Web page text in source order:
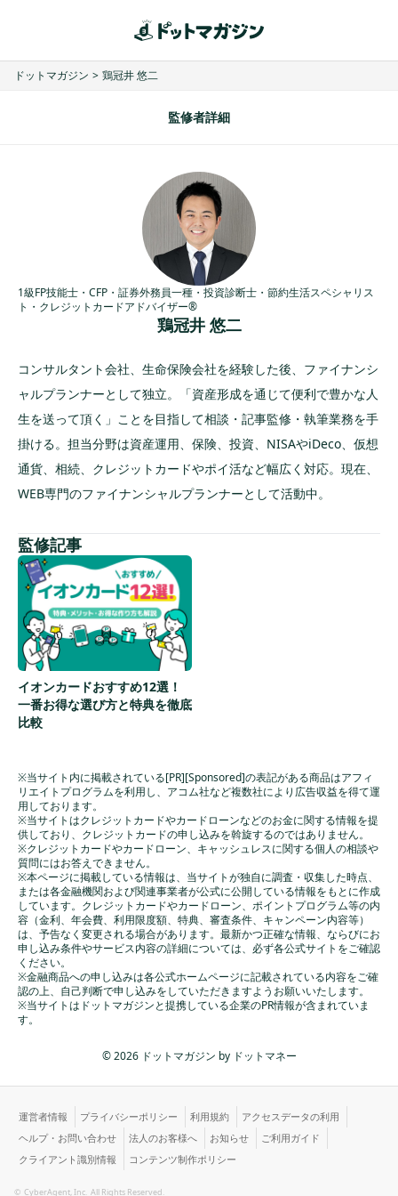
ドットマガジン > 鶏冠井 悠二
監修者詳細
1級FP技能士・CFP・証券外務員一種・投資診断士・節約生活スペシャリス
ト・クレジットカードアドバイザー®
鶏冠井 悠二
コンサルタント会社、生命保険会社を経験した後、ファイナンシ
ャルプランナーとして独立。「資産形成を通じて便利で豊かな人
生を送って頂く」ことを目指して相談・記事監修・執筆業務を手
掛ける。担当分野は資産運用、保険、投資、NISAやiDeco、仮想
通貨、相続、クレジットカードやポイ活など幅広く対応。現在、
WEB専門のファイナンシャルプランナーとして活動中。
監修記事
イオンカードおすすめ12選！
一番お得な選び方と特典を徹底
比較
※当サイト内に掲載されている[PR][Sponsored]の表記がある商品はアフィ
リエイトプログラムを利用し、アコム社など複数社により広告収益を得て運
用しております。
※当サイトはクレジットカードやカードローンなどのお金に関する情報を提
供しており、クレジットカードの申し込みを斡旋するのではありません。
※クレジットカードやカードローン、キャッシュレスに関する個人の相談や
質問にはお答えできません。
※本ページに掲載している情報は、当サイトが独自に調査・収集した時点、
または各金融機関および関連事業者が公式に公開している情報をもとに作成
しています。クレジットカードやカードローン、ポイントプログラム等の内
容（金利、年会費、利用限度額、特典、審査条件、キャンペーン内容等）
は、予告なく変更される場合があります。最新かつ正確な情報、ならびにお
申し込み条件やサービス内容の詳細については、必ず各公式サイトをご確認
ください。
※金融商品への申し込みは各公式ホームページに記載されている内容をご確
認の上、自己判断で申し込みをしていただきますようお願いいたします。
※当サイトはドットマガジンと提携している企業のPR情報が含まれていま
す。
© 2026 ドットマガジン by ドットマネー
運営者情報 プライバシーポリシー 利用規約
アクセスデータの利用
ヘルプ・お問い合わせ
法人のお客様へ お知らせ
ご利用ガイド
クライアント識別情報
コンテンツ制作ポリシー
© CyberAgent, Inc. All Rights Reserved.